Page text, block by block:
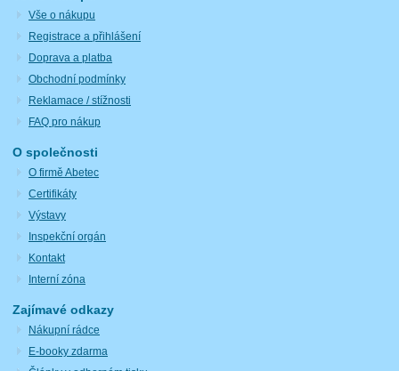
Vše o nákupu
Registrace a přihlášení
Doprava a platba
Obchodní podmínky
Reklamace / stížnosti
FAQ pro nákup
O společnosti
O firmě Abetec
Certifikáty
Výstavy
Inspekční orgán
Kontakt
Interní zóna
Zajímavé odkazy
Nákupní rádce
E-booky zdarma